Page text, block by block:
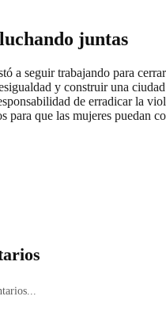
juntas
a seguir trabajando para
y construir una
de erradicar la
para que las mujeres puedan